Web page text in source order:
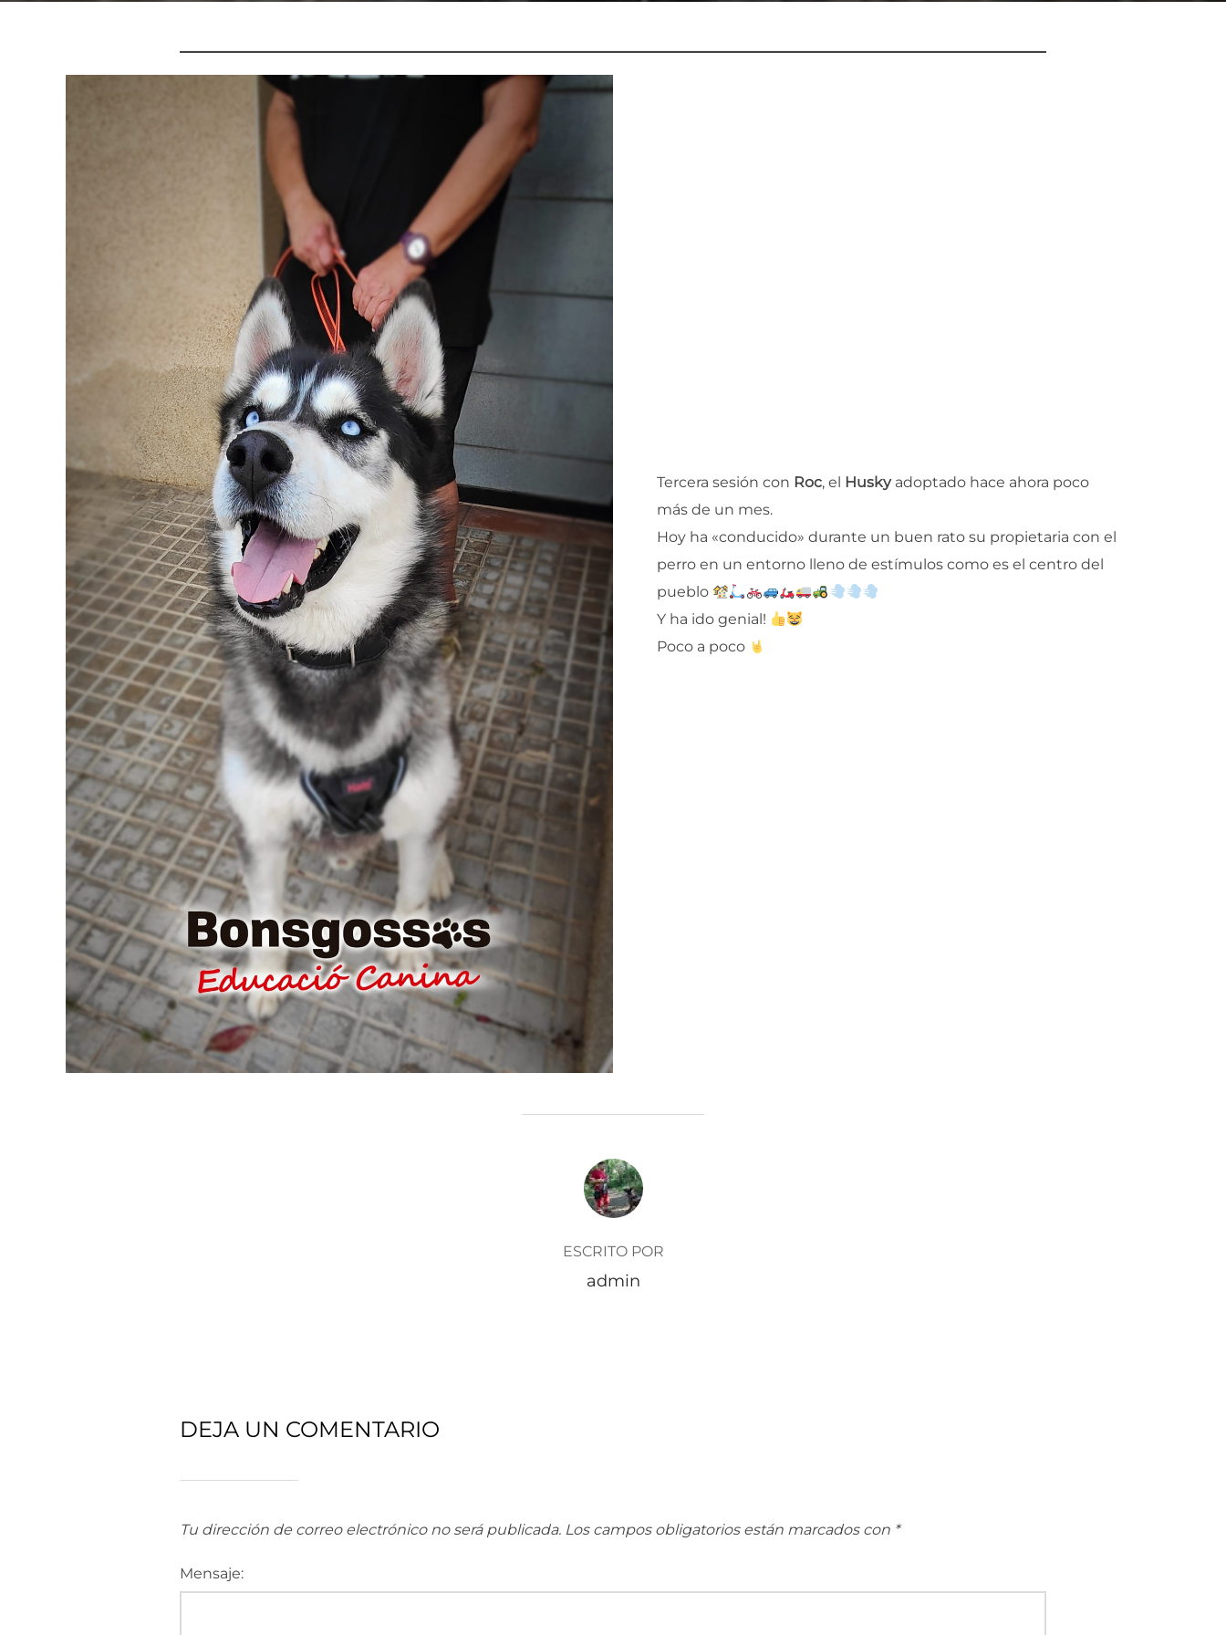
Tercera sesión con Roc, el Husky adoptado hace ahora poco
más de un mes.
Hoy ha «conducido» durante un buen rato su propietaria con el
perro en un entorno lleno de estímulos como es el centro del
pueblo
Y ha ido genial!
Poco a poco
AUTOR DE LA ENTRADA
ESCRITO POR
admin
DEJA UN COMENTARIO
Tu dirección de correo electrónico no será publicada. Los campos obligatorios están marcados con *
Mensaje: